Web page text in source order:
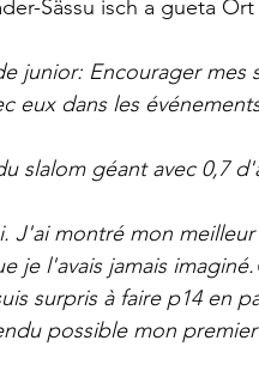
Sässu isch a gueta
junior: Encourager
eux dans les
slalom géant avec 0,7
J'ai montré mon
je l'avais jamais imaginé.
surpris à faire p14 en
possible mon